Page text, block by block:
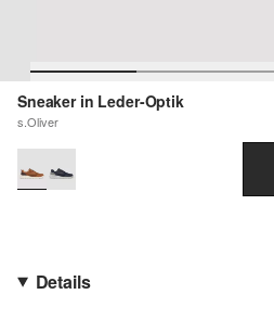
Sneaker in Leder-Optik
s.Oliver
Details